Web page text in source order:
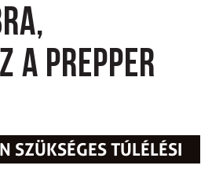
a prepper
SZÜKSÉGES TÚLÉLÉSI